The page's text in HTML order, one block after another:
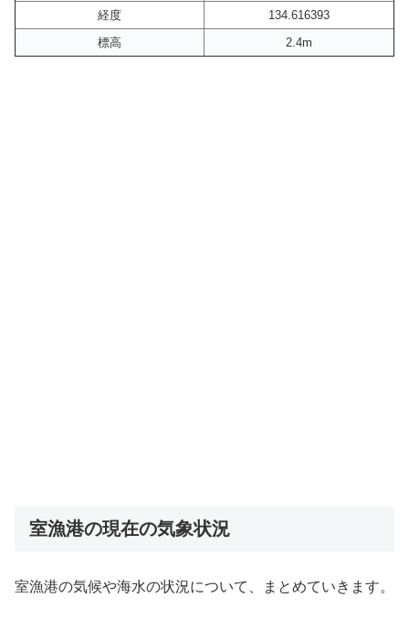
経度
134.616393
標高
2.4m
室漁港の現在の気象状況
室漁港の気候や海水の状況について、まとめていきます。